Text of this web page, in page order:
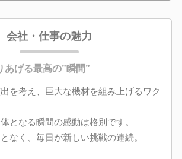
会社・仕事の魅力
あげる最高の”瞬間”
を考え、巨大な機材を組み上げるワク
となる瞬間の感動は格別です。
なく、毎日が新しい挑戦の連続。